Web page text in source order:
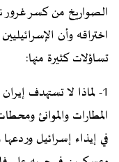
الصواريخ من كسر غرور
اختراقه وأن
تساؤلات كثيرة منها:
1- لماذا لا تستهدف
المطارات والموانئ
في إيذاء إسرائيل